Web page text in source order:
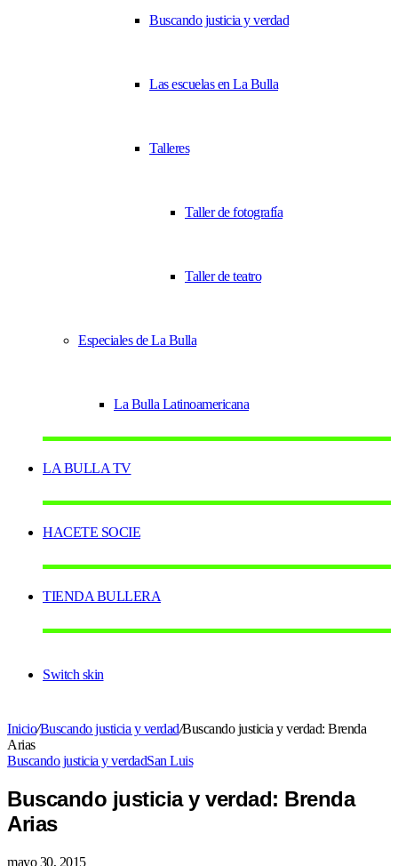
Buscando justicia y verdad
Las escuelas en La Bulla
Talleres
Taller de fotografía
Taller de teatro
Especiales de La Bulla
La Bulla Latinoamericana
LA BULLA TV
HACETE SOCIE
TIENDA BULLERA
Switch skin
Inicio/Buscando justicia y verdad/Buscando justicia y verdad: Brenda
Arias
Buscando justicia y verdadSan Luis
Buscando justicia y verdad: Brenda
Arias
mayo 30, 2015